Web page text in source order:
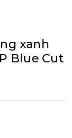
xanh
Blue Cut